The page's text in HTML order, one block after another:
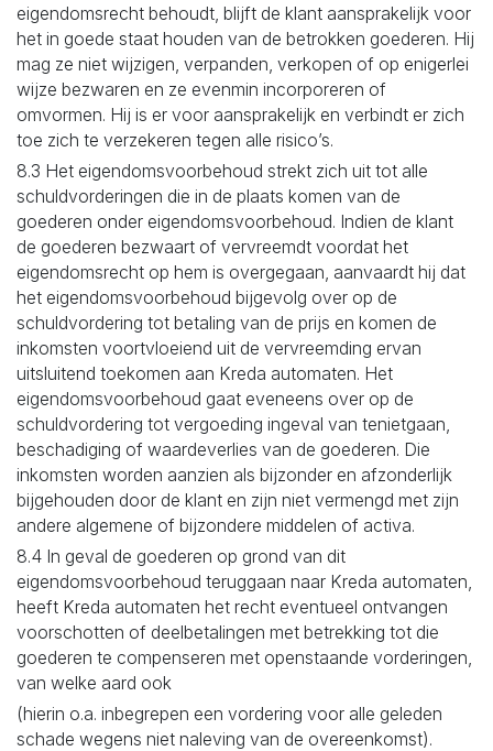
eigendomsrecht behoudt, blijft de klant aansprakelijk voor
het in goede staat houden van de betrokken goederen. Hij
mag ze niet wijzigen, verpanden, verkopen of op enigerlei
wijze bezwaren en ze evenmin incorporeren of
omvormen. Hij is er voor aansprakelijk en verbindt er zich
toe zich te verzekeren tegen alle risico’s.
8.3 Het eigendomsvoorbehoud strekt zich uit tot alle
schuldvorderingen die in de plaats komen van de
goederen onder eigendomsvoorbehoud. Indien de klant
de goederen bezwaart of vervreemdt voordat het
eigendomsrecht op hem is overgegaan, aanvaardt hij dat
het eigendomsvoorbehoud bijgevolg over op de
schuldvordering tot betaling van de prijs en komen de
inkomsten voortvloeiend uit de vervreemding ervan
uitsluitend toekomen aan Kreda automaten. Het
eigendomsvoorbehoud gaat eveneens over op de
schuldvordering tot vergoeding ingeval van tenietgaan,
beschadiging of waardeverlies van de goederen. Die
inkomsten worden aanzien als bijzonder en afzonderlijk
bijgehouden door de klant en zijn niet vermengd met zijn
andere algemene of bijzondere middelen of activa.
8.4 In geval de goederen op grond van dit
eigendomsvoorbehoud teruggaan naar Kreda automaten,
heeft Kreda automaten het recht eventueel ontvangen
voorschotten of deelbetalingen met betrekking tot die
goederen te compenseren met openstaande vorderingen,
van welke aard ook
(hierin o.a. inbegrepen een vordering voor alle geleden
schade wegens niet naleving van de overeenkomst).